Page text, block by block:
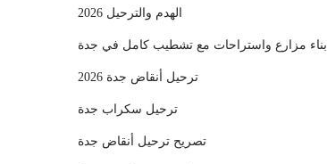
الهدم والترحيل 2026
بناء مزارع واستراحات مع تشطيب كامل في جدة
ترحيل أنقاض جدة 2026
ترحيل سكراب جدة
تصريح ترحيل أنقاض جدة